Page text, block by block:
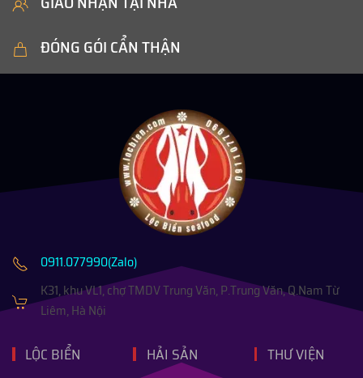
ĐÓNG GÓI CẨN THẬN
0911.077990(Zalo)
K31, khu VL1, chợ TMDV Trung Văn, P.Trung Văn, Q.Nam Từ
Liêm, Hà Nội
LỘC BIỂN HẢI SẢN THƯ VIỆN